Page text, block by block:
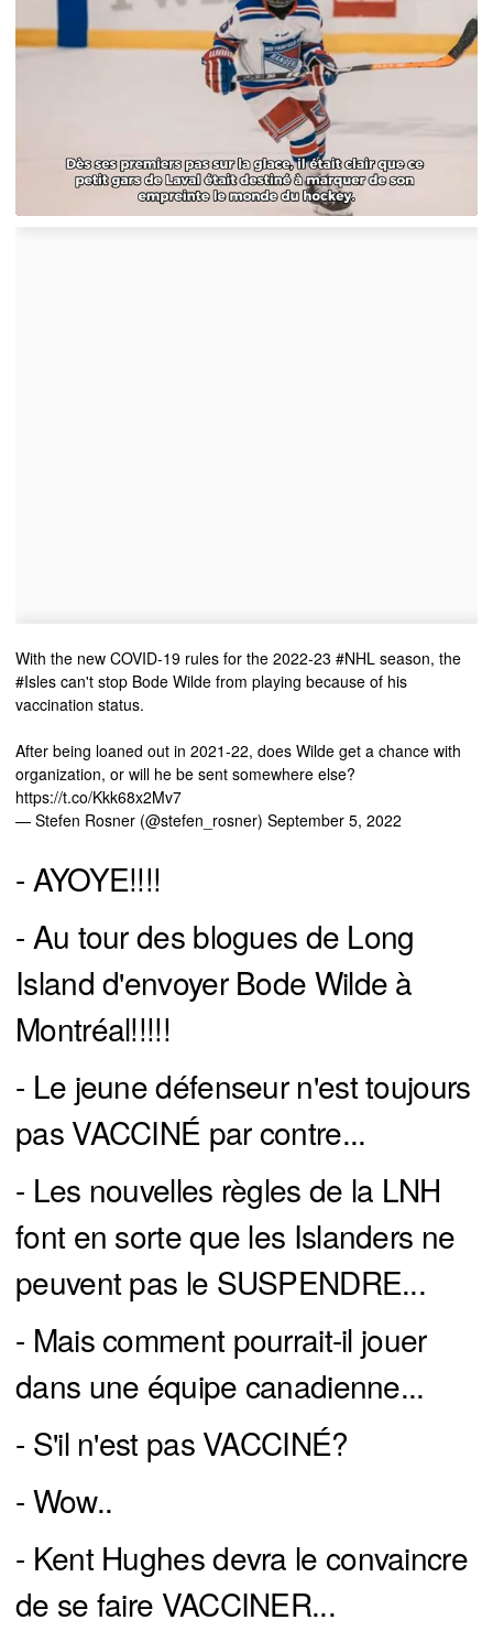
With the new COVID-19 rules for the 2022-23 #NHL season, the
#Isles can't stop Bode Wilde from playing because of his
vaccination status.
After being loaned out in 2021-22, does Wilde get a chance with
organization, or will he be sent somewhere else?
https://t.co/Kkk68x2Mv7
— Stefen Rosner (@stefen_rosner) September 5, 2022
- AYOYE!!!!
- Au tour des blogues de Long
Island d'envoyer Bode Wilde à
Montréal!!!!!
- Le jeune défenseur n'est toujours
pas VACCINÉ par contre...
- Les nouvelles règles de la LNH
font en sorte que les Islanders ne
peuvent pas le SUSPENDRE...
- Mais comment pourrait-il jouer
dans une équipe canadienne...
- S'il n'est pas VACCINÉ?
- Wow..
- Kent Hughes devra le convaincre
de se faire VACCINER...